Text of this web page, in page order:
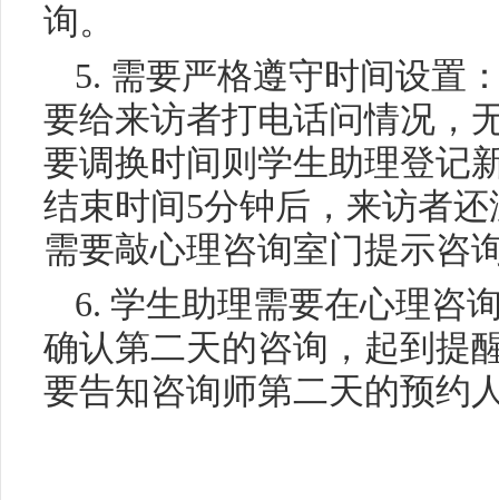
询。
5. 需要严格遵守时间设置
要给来访者打电话问情况，
要调换时间则学生助理登记
结束时间5分钟后，来访者
需要敲心理咨询室门提示咨
6. 学生助理需要在心理咨
确认第二天的咨询，起到提
要告知咨询师第二天的预约